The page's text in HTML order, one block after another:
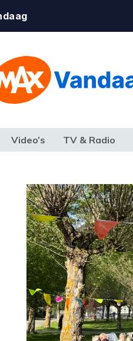
Video’s TV & Radio